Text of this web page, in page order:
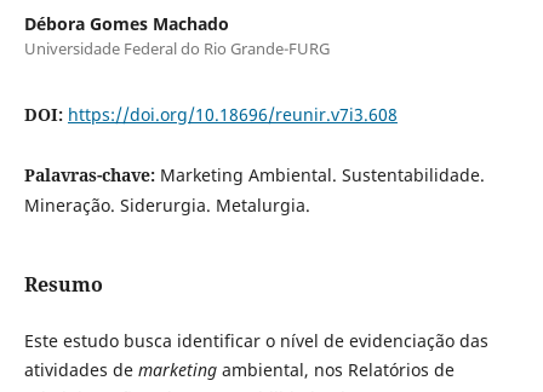
Débora Gomes Machado
Universidade Federal do Rio Grande-FURG
DOI: https://doi.org/10.18696/reunir.v7i3.608
Palavras-chave: Marketing Ambiental. Sustentabilidade.
Mineração. Siderurgia. Metalurgia.
Resumo
Este estudo busca identificar o nível de evidenciação das
atividades de marketingambiental, nos Relatórios de